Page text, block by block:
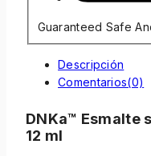
Guaranteed Safe
Descripción
Comentarios(0)
DNKa™ Esmalte
12 ml